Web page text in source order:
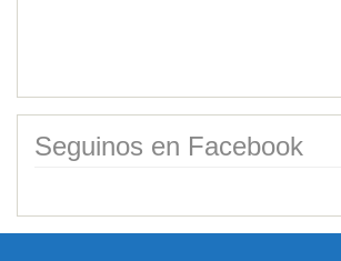
Seguinos en Facebook